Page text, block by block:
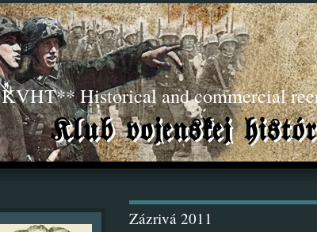
Historical and commercial
Zázrivá 2011